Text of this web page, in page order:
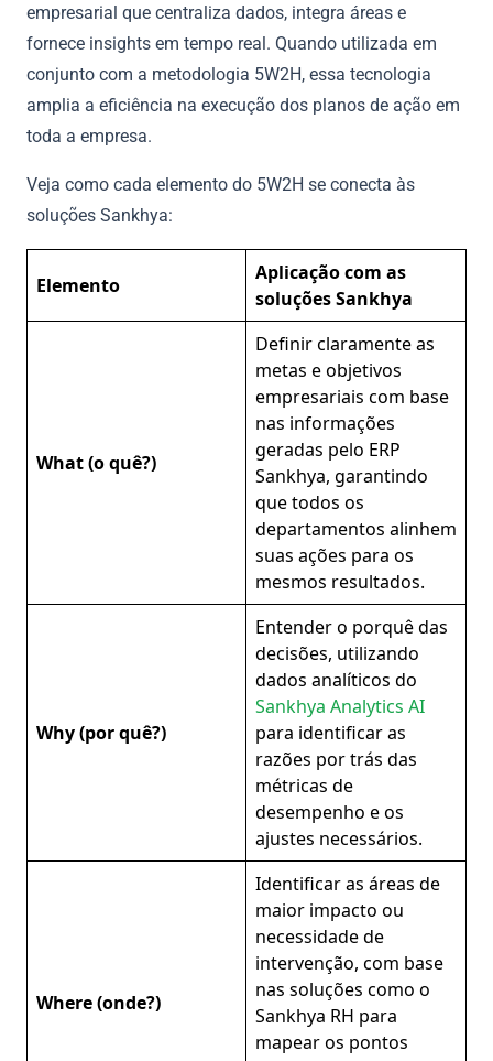
empresarial que centraliza dados, integra áreas e
fornece insights em tempo real. Quando utilizada em
conjunto com a metodologia 5W2H, essa tecnologia
amplia a eficiência na execução dos planos de ação em
toda a empresa.
Veja como cada elemento do 5W2H se conecta às
soluções Sankhya:
Elemento
Aplicação com as
soluções Sankhya
What (o quê?)
Definir claramente as
metas e objetivos
empresariais com base
nas informações
geradas pelo ERP
Sankhya, garantindo
que todos os
departamentos alinhem
suas ações para os
mesmos resultados.
Why (por quê?)
Entender o porquê das
decisões, utilizando
dados analíticos do
Sankhya Analytics AI
para identificar as
razões por trás das
métricas de
desempenho e os
ajustes necessários.
Where (onde?)
Identificar as áreas de
maior impacto ou
necessidade de
intervenção, com base
nas soluções como o
Sankhya RH para
mapear os pontos